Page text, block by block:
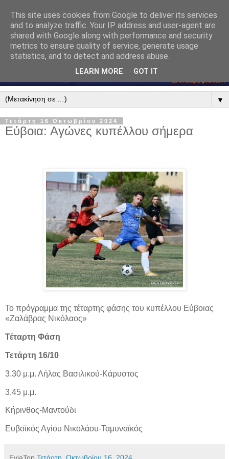
▼
Τετάρτη 16 Οκτωβρίου 2024
Εύβοια: Αγώνες κυπέλλου σήμερα
Το πρόγραμμα της τέταρτης φάσης του κυπέλλου Εύβοιας
«Ζαλάβρας Νικόλαος»
Τέταρτη Φάση
Τετάρτη 16/10
3.30 μ.μ. Λήλας Βασιλικού-Κάρυστος
3.45 μ.μ.
Κήρινθος-Μαντούδι
Ευβοϊκός Αγίου Νικολάου-Ταμυναϊκός
This site uses cookies from Google to deliver its services
and to analyze traffic. Your IP address and user-agent are
shared with Google along with performance and security
metrics to ensure quality of service, generate usage
statistics, and to detect and address abuse.
LEARN MORE GOT IT